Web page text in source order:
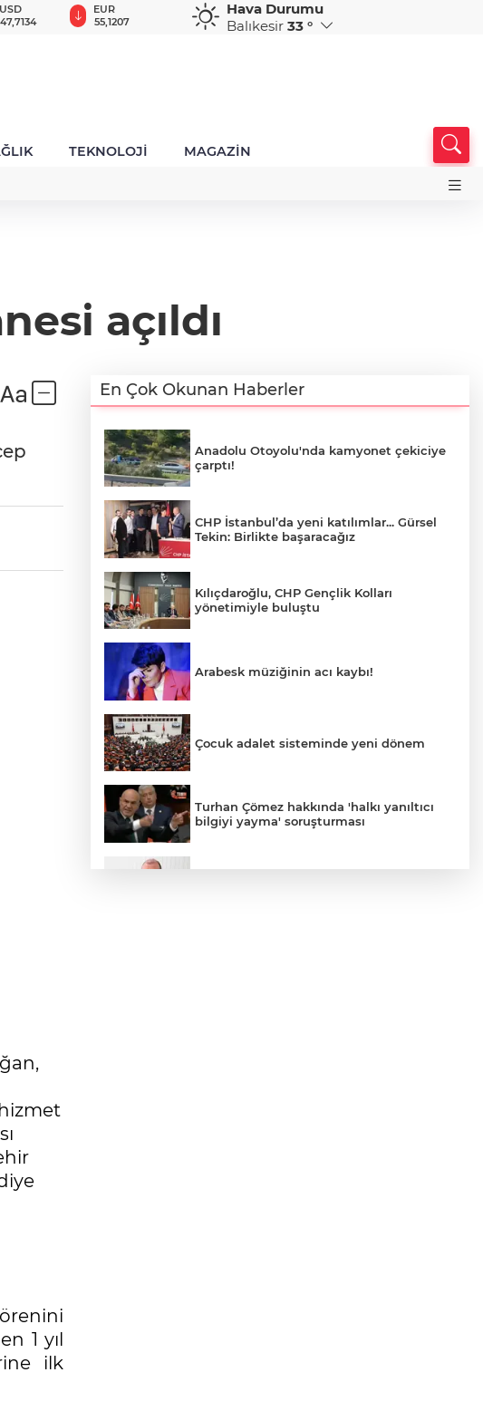
EUR
55,1207
GBP
64,3687
CHF
58,9564
CAD
34,1713
Hava Durumu
Balıkesir 33 °
TEKNOLOJİ MAGAZİN
açıldı
1 yıl
ilk
En Çok Okunan Haberler
Anadolu Otoyolu'nda kamyonet çekiciye
çarptı!
CHP İstanbul’da yeni katılımlar... Gürsel
Tekin: Birlikte başaracağız
Kılıçdaroğlu, CHP Gençlik Kolları
yönetimiyle buluştu
Arabesk müziğinin acı kaybı!
Çocuk adalet sisteminde yeni dönem
Turhan Çömez hakkında 'halkı yanıltıcı
bilgiyi yayma' soruşturması